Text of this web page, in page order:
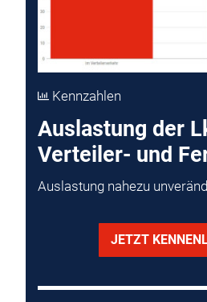
Kennzahlen
Auslastung der
Verteiler- und
Auslastung nahezu
JETZT